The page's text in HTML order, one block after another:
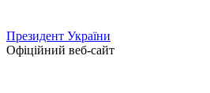
Президент України
Офіційний веб-сайт